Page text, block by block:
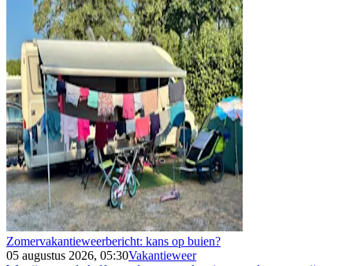
Zomervakantieweerbericht: kans op buien?
05 augustus 2026, 05:30Vakantieweer